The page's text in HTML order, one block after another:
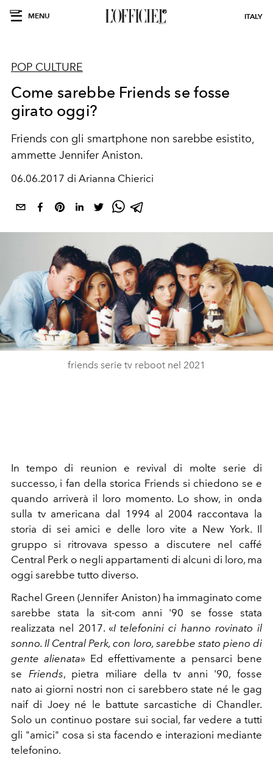
MENU ITALY
POP CULTURE
Come sarebbe Friends se fosse
girato oggi?
Friends con gli smartphone non sarebbe esistito,
ammette Jennifer Aniston.
06.06.2017 di Arianna Chierici
friends serie tv reboot nel 2021
In tempo di reunion e revival di molte serie di
successo, i fan della storica Friends si chiedono se e
quando arriverà il loro momento. Lo show, in onda
sulla tv americana dal 1994 al 2004 raccontava la
storia di sei amici e delle loro vite a New York. Il
gruppo si ritrovava spesso a discutere nel caffé
Central Perk o negli appartamenti di alcuni di loro, ma
oggi sarebbe tutto diverso.
Rachel Green (Jennifer Aniston) ha immaginato come
sarebbe stata la sit-com anni '90 se fosse stata
realizzata nel 2017. «I telefonini ci hanno rovinato il
sonno. Il Central Perk, con loro, sarebbe stato pieno di
gente alienata» Ed effettivamente a pensarci bene
se Friends, pietra miliare della tv anni '90, fosse
nato ai giorni nostri non ci sarebbero state né le gag
naif di Joey né le battute sarcastiche di Chandler.
Solo un continuo postare sui social, far vedere a tutti
gli "amici" cosa si sta facendo e interazioni mediante
telefonino.